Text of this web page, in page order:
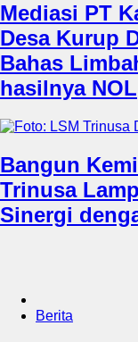
Mediasi PT
Desa Kurup
Bahas
hasilnya NOL
Bangun
Trinusa
Sinergi
Berita